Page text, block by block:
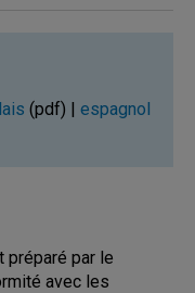
(pdf) | espagnol
préparé par le
avec les